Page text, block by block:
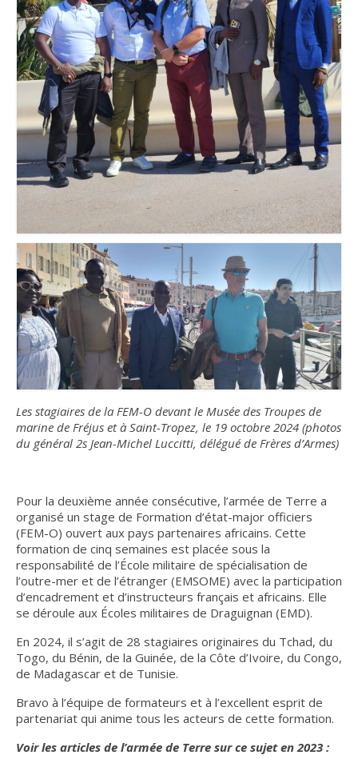
Le Bulletin d’information et de liaison
Livre FRÈRES D’ARMES (réédition de Héros
Méconnus)
Actualités
Informations générales
Agenda
Comptes-rendus
Prix Frères d’Armes
Parrainages
Déjeuners-Rencontres
Nos sections
ACOLIA
ACOLIA – Save the date : vendredi 30 janvier
2026
Club de l’interculturalité
L’approche de la psychologie interculturelle:
de quoi parlons-nous ?
Articles de l’interculturalité
Les stagiaires de la FEM-O devant le Musée des Troupes de
marine de Fréjus et à Saint-Tropez, le 19 octobre 2024 (photos
du général 2s Jean-Michel Luccitti, délégué de Frères d’Armes)
Pour la deuxième année consécutive, l’armée de Terre a
organisé un stage de Formation d’état-major officiers
(FEM-O) ouvert aux pays partenaires africains. Cette
formation de cinq semaines est placée sous la
responsabilité de l’École militaire de spécialisation de
l’outre-mer et de l’étranger (EMSOME) avec la participation
d’encadrement et d’instructeurs français et africains. Elle
se déroule aux Écoles militaires de Draguignan (EMD).
En 2024, il s’agit de 28 stagiaires originaires du Tchad, du
Togo, du Bénin, de la Guinée, de la Côte d’Ivoire, du Congo,
de Madagascar et de Tunisie.
Bravo à l’équipe de formateurs et à l’excellent esprit de
partenariat qui anime tous les acteurs de cette formation.
Voir les articles de l’armée de Terre sur ce sujet en 2023 :